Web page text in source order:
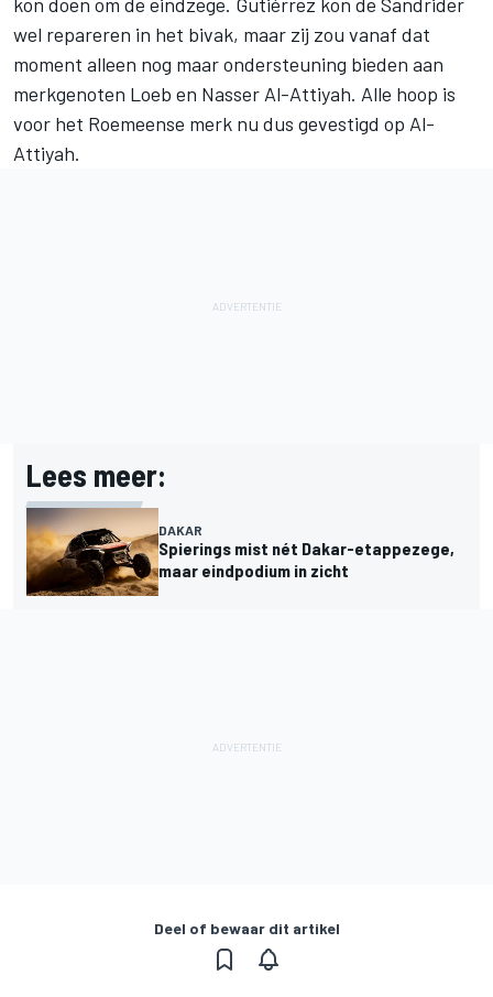
wel repareren in het bivak, maar zij zou vanaf dat
moment alleen nog maar ondersteuning bieden aan
merkgenoten Loeb en Nasser Al-Attiyah. Alle hoop is
voor het Roemeense merk nu dus gevestigd op Al-
Attiyah.
Lees meer:
DAKAR
Spierings mist nét Dakar-etappezege,
maar eindpodium in zicht
Deel of bewaar dit artikel